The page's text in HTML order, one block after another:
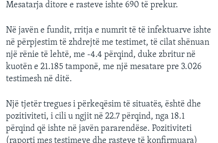
Mesatarja ditore e rasteve ishte 690 të prekur.
Në javën e fundit, rritja e numrit të të infektuarve ishte
në përpjestim të zhdrejtë me testimet, të cilat shënuan
një rënie të lehtë, me -4.4 përqind, duke zbritur në
kuotën e 21.185 tamponë, me një mesatare pre 3.026
testimesh në ditë.
Një tjetër tregues i përkeqësim të situatës, është dhe
pozitiviteti, i cili u ngjit në 22.7 përqind, nga 18.1
përqind që ishte në javën pararendëse. Pozitiviteti
(raporti mes testimeve dhe rasteve të konfirmuara)